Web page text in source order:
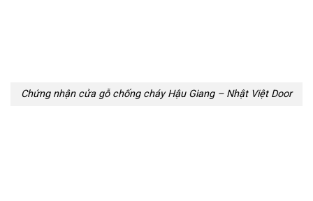
Chứng nhận cửa gỗ chống cháy Hậu Giang – Nhật Việt Door